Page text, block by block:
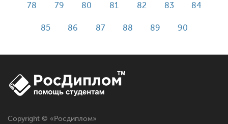
78 79 80 81 82 83 84
85 86 87 88 89 90
Copyright © «Росдиплом»